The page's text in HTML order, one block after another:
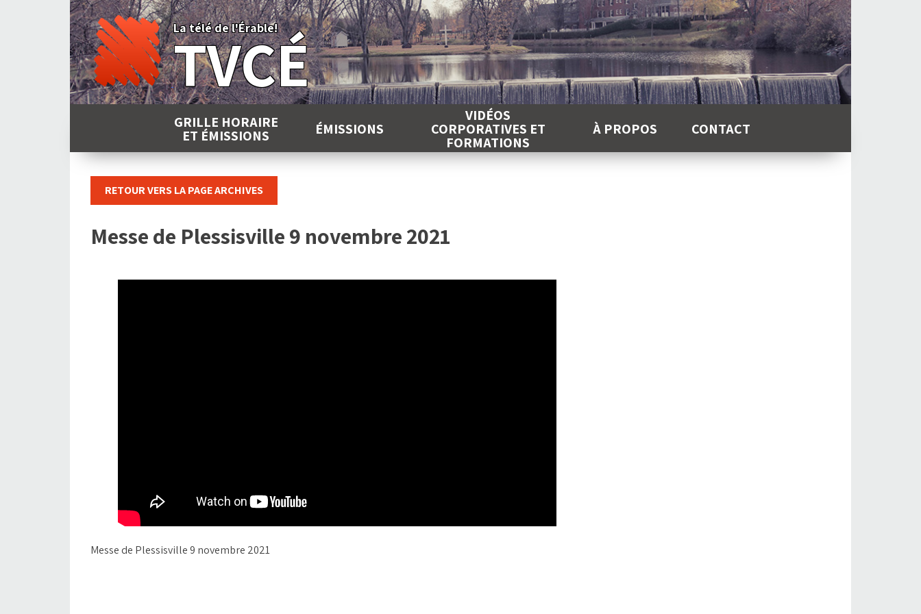
La télé de l'Érable!
TVCÉ
GRILLE HORAIRE
ET ÉMISSIONS ÉMISSIONS
VIDÉOS
CORPORATIVES ET
FORMATIONS
À PROPOS CONTACT
RETOUR VERS LA PAGE ARCHIVES
Messe de Plessisville 9 novembre 2021
Messe de Plessisville 9 novembre 2021